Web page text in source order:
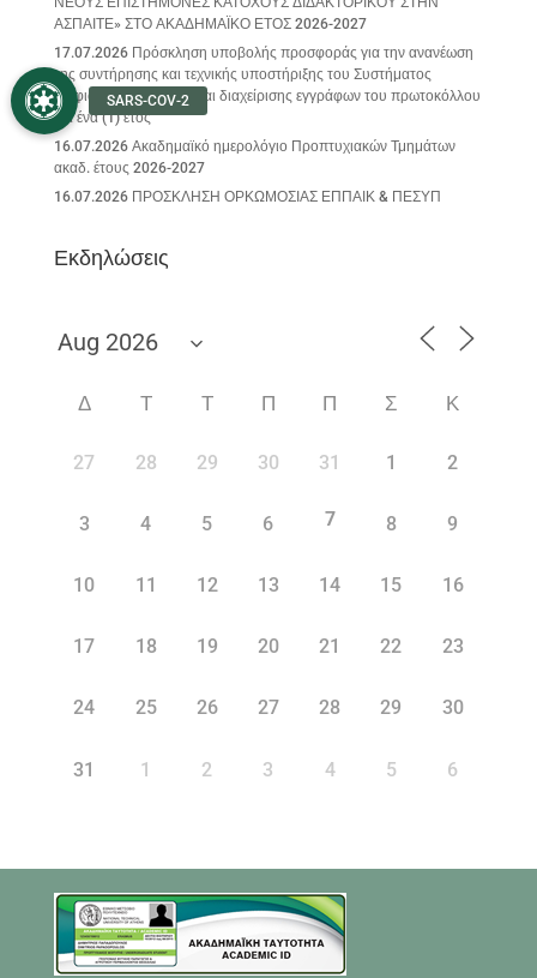
ΑΣΠΑΙΤΕ» ΣΤΟ ΑΚΑΔΗΜΑΪΚΟ ΕΤΟΣ 2026-2027
17.07.2026 Πρόσκληση υποβολής προσφοράς για την ανανέωση
της συντήρησης και τεχνικής υποστήριξης του Συστήματος
Ψηφιακής διακίνησης και διαχείρισης εγγράφων του πρωτοκόλλου
για ένα (1) έτος
16.07.2026 Ακαδημαϊκό ημερολόγιο Προπτυχιακών Τμημάτων
ακαδ. έτους 2026-2027
16.07.2026 ΠΡΟΣΚΛΗΣΗ ΟΡΚΩΜΟΣΙΑΣ ΕΠΠΑΙΚ & ΠΕΣΥΠ
Εκδηλώσεις
Δ Τ Τ Π Π Σ Κ
27 28 29 30 31 1 2
3 4 5 6 7 8 9
10 11 12 13 14 15 16
17 18 19 20 21 22 23
24 25 26 27 28 29 30
31 1 2 3 4 5 6